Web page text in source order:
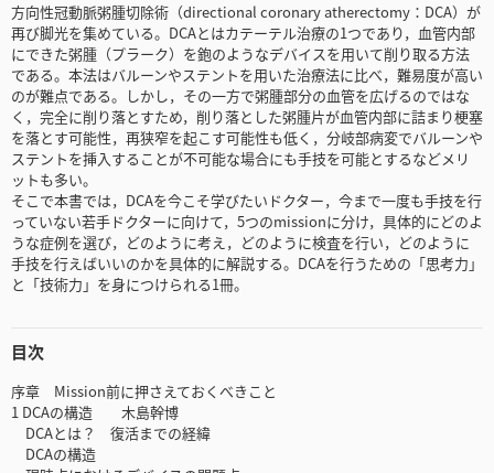
方向性冠動脈粥腫切除術（directional coronary atherectomy：DCA）が
再び脚光を集めている。DCAとはカテーテル治療の1つであり，血管内部
にできた粥腫（プラーク）を鉋のようなデバイスを用いて削り取る方法
である。本法はバルーンやステントを用いた治療法に比べ，難易度が高い
のが難点である。しかし，その一方で粥腫部分の血管を広げるのではな
く，完全に削り落とすため，削り落とした粥腫片が血管内部に詰まり梗塞
を落とす可能性，再狭窄を起こす可能性も低く，分岐部病変でバルーンや
ステントを挿入することが不可能な場合にも手技を可能とするなどメリ
ットも多い。
そこで本書では，DCAを今こそ学びたいドクター，今まで一度も手技を行
っていない若手ドクターに向けて，5つのmissionに分け，具体的にどのよ
うな症例を選び，どのように考え，どのように検査を行い，どのように
手技を行えばいいのかを具体的に解説する。DCAを行うための「思考力」
と「技術力」を身につけられる1冊。
目次
序章 Mission前に押さえておくべきこと
1 DCAの構造 木島幹博
DCAとは？ 復活までの経緯
DCAの構造